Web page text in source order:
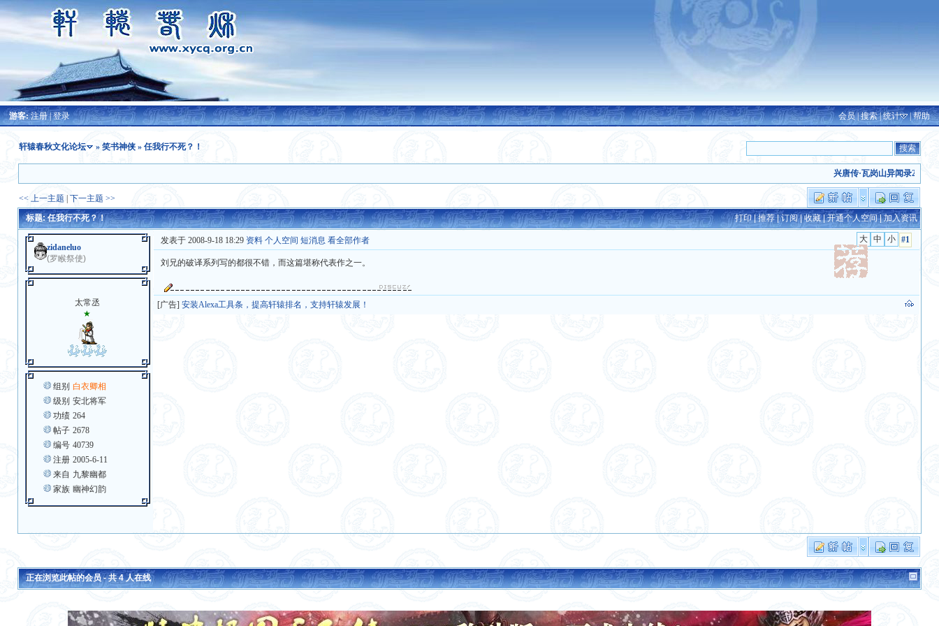
游客:注册|登录 会员|搜索|统计 |帮助
轩辕春秋文化论坛 » 笑书神侠» 任我行不死？！
兴唐传·瓦岗山异闻录2024除
<< 上一主题
下一主题 >>
打印|推荐|订阅|收藏|开通个人空间|加入资讯
标题: 任我行不死？！
zidaneluo
(罗睺祭使)
太常丞
★
组别 白衣卿相
级别 安北将军
功绩 264
帖子 2678
编号 40739
注册 2005-6-11
来自 九黎幽都
家族 幽神幻韵
#1
发表于 2008-9-18 18:29 资料 个人空间 短消息 看全部作者
刘兄的破译系列写的都很不错，而这篇堪称代表作之一。
[广告] 安装Alexa工具条，提高轩辕排名，支持轩辕发展！
正在浏览此帖的会员 - 共4人在线